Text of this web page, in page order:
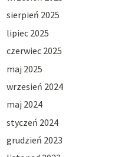
sierpień 2025
lipiec 2025
czerwiec 2025
maj 2025
wrzesień 2024
maj 2024
styczeń 2024
grudzień 2023